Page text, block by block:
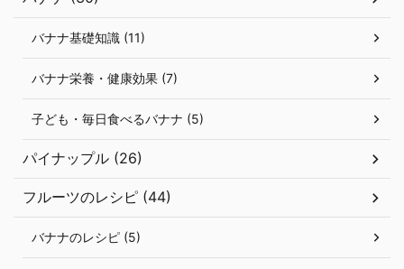
バナナ基礎知識 (11)
バナナ栄養・健康効果 (7)
子ども・毎日食べるバナナ (5)
パイナップル (26)
フルーツのレシピ (44)
バナナのレシピ (5)